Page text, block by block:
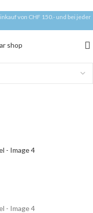
von CHF 150.- und bei jeder